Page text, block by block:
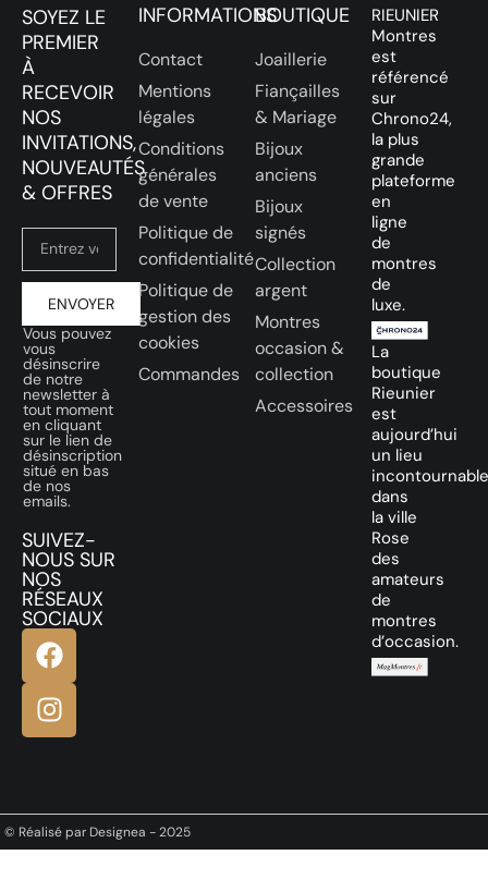
SOYEZ LE
PREMIER
À
RECEVOIR
NOS
INVITATIONS,
NOUVEAUTÉS
& OFFRES
ENVOYER
Vous pouvez
vous
désinscrire
de notre
newsletter à
tout moment
en cliquant
sur le lien de
désinscription
situé en bas
de nos
emails.
SUIVEZ-
NOUS SUR
NOS
RÉSEAUX
SOCIAUX
INFORMATIONS
Contact
Mentions
légales
Conditions
générales
de vente
Politique de
confidentialité
Politique de
gestion des
cookies
Commandes
BOUTIQUE
Joaillerie
Fiançailles
& Mariage
Bijoux
anciens
Bijoux
signés
Collection
argent
Montres
occasion &
collection
Accessoires
RIEUNIER
Montres
est
référencé
sur
Chrono24,
la plus
grande
plateforme
en
ligne
de
montres
de
luxe.
La
boutique
Rieunier
est
aujourd’hui
un lieu
incontournable
dans
la ville
Rose
des
amateurs
de
montres
d’occasion.
© Réalisé par Designea - 2025